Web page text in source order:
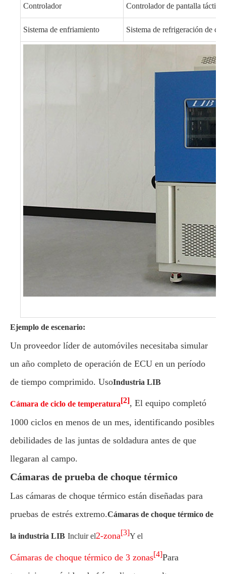
Controlador Controlador de pantalla táctil
Sistema de enfriamiento Sistema de refrigeración de
Ejemplo de escenario:
Un proveedor líder de automóviles necesitaba simular
un año completo de operación de ECU en un período
de tiempo comprimido. UsoIndustria LIB
Cámara de ciclo de temperatura[2], El equipo completó
1000 ciclos en menos de un mes, identificando posibles
debilidades de las juntas de soldadura antes de que
llegaran al campo.
Cámaras de prueba de choque térmico
Las cámaras de choque térmico están diseñadas para
pruebas de estrés extremo.Cámaras de choque térmico de
la industria LIB Incluir el2-zona[3]Y el
Cámaras de choque térmico de 3 zonas[4]Para